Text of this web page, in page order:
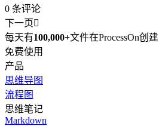
0 条评论
下一页
每天有100,000+文件在ProcessOn创建
免费使用
产品
思维导图
流程图
思维笔记
Markdown